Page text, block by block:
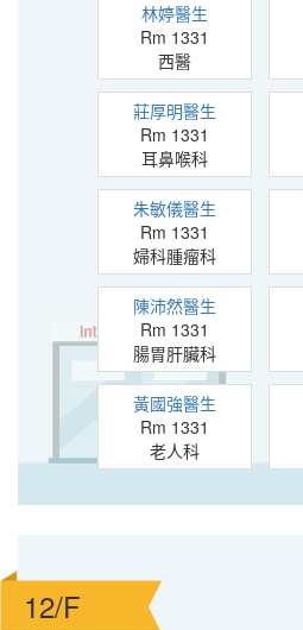
林婷醫生
Rm 1331
西醫
莊厚明醫生
Rm 1331
耳鼻喉科
朱敏儀醫生
Rm 1331
婦科腫瘤科
陳沛然醫生
Rm 1331
腸胃肝臟科
黃國強醫生
Rm 1331
老人科
12/F